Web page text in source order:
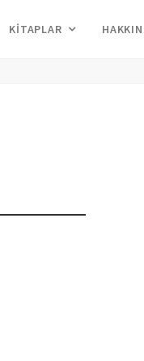
KITAPLAR